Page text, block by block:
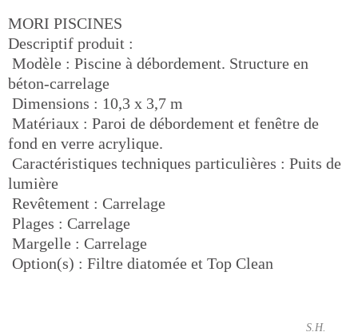
MORI PISCINES
Descriptif produit :
 Modèle : Piscine à débordement. Structure en
béton-carrelage
 Dimensions : 10,3 x 3,7 m
 Matériaux : Paroi de débordement et fenêtre de
fond en verre acrylique.
 Caractéristiques techniques particulières : Puits de
lumière
 Revêtement : Carrelage
 Plages : Carrelage
 Margelle : Carrelage
 Option(s) : Filtre diatomée et Top Clean
S.H.